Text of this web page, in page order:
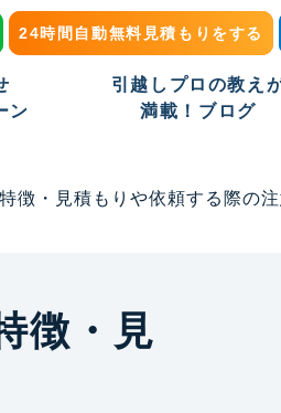
24時間自動無料見積もりをする
ン
引越しプロの教え
満載！ブログ
徴・見積もりや依頼する際の
徴・見